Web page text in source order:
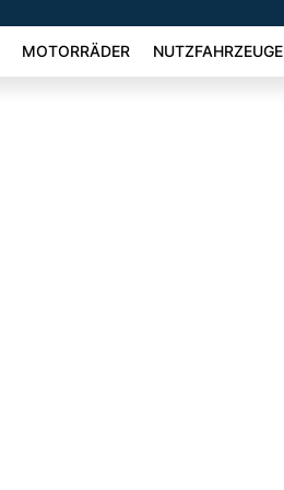
MOTORRÄDER NUTZFAHRZEUGE